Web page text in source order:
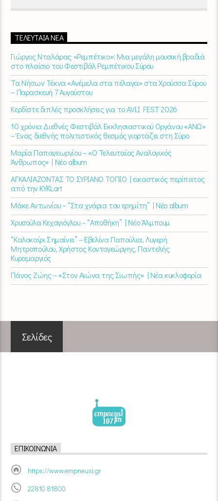
ΤΕΛΕΥΤΑΊΑ ΝΈΑ
Γιώργος Νταλάρας «Ρεμπέτικο»: Μια μεγάλη μουσική βραδιά
στο πλαίσιο του Φεστιβάλ Ρεμπέτικου Σύρου
Τα Νήσων Τέκνα «Ανέμελα στα πέλαγα» στα Χρούσσα Σύρου
– Παρασκευή 7 Αυγούστου
Κερδίστε διπλές προσκλήσεις για το AVLI FEST 2026
10 χρόνια Διεθνές Φεστιβάλ Εκκλησιαστικού Οργάνου «ΑΝΩ»
– Ένας διεθνής πολιτιστικός θεσμός γιορτάζει στη Σύρο​
Μαρία Παπαγεωργίου – «Ο Τελευταίος Αναλογικός
Άνθρωπος» | Νέο album
ΑΓΚΑΛΙΑΖΟΝΤΑΣ ΤΟ ΣΥΡΙΑΝΟ ΤΟΠΙΟ | εικαστικός περίπατος
από την KYKLart
Μάκε Αντωνίου – “Στα χνάρια του ερημίτη” | Νέο album
Χρυσούλα Κεχαγιόγλου – “Αποθήκη” | Νέο Άλμπουμ
“Καλοκαίρι Σημαίνει” – Εβελίνα Παπούλια, Λυγερή
Μητροπούλου, Χρήστος Κοντογεώργης, Παντελής
Κυραμαργιός
Πάνος Ζώης – «Στον Αιώνα της Σιωπής» | Νέα κυκλοφορία
Σελίδες
ΕΠΙΚΟΙΝΩΝΊΑ
https://www.empneusi.gr
22810 81800